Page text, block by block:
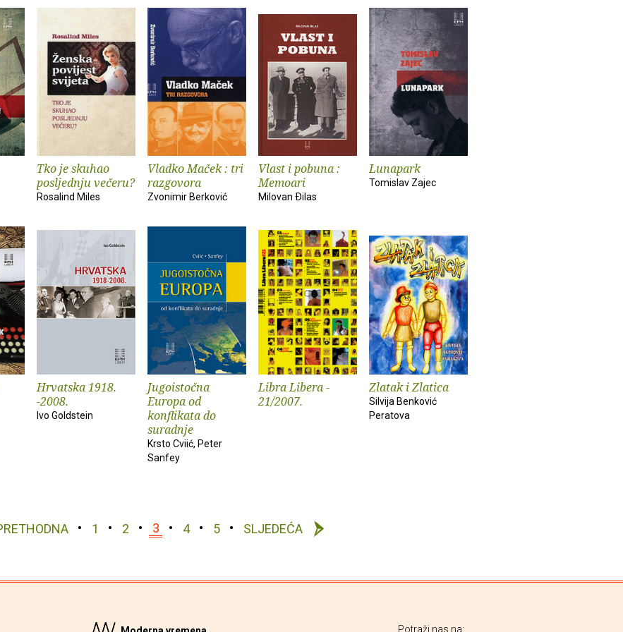
Tko je skuhao
posljednju večeru?
Rosalind Miles
Vladko Maček : tri
razgovora
Zvonimir Berković
Vlast i pobuna :
Memoari
Milovan Ðilas
Lunapark
Tomislav Zajec
Hrvatska 1918.
-2008.
Ivo Goldstein
Jugoistočna
Europa od
konflikata do
suradnje
Krsto Cviić, Peter
Sanfey
Libra Libera -
21/2007.
Zlatak i Zlatica
Silvija Benković
Peratova
1 2 3 4 5 SLJEDEĆA
Potraži nas na: